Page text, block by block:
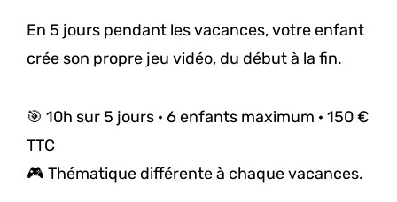
En 5 jours pendant les vacances, votre enfant
crée son propre jeu vidéo, du début à la fin.
🎯 10h sur 5 jours · 6 enfants maximum · 150 €
TTC
🎮 Thématique différente à chaque vacances.